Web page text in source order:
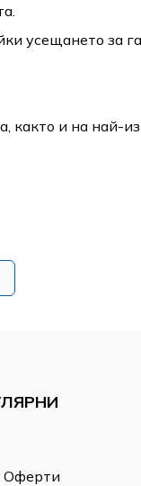
усещането за
както и на най-
Оферти